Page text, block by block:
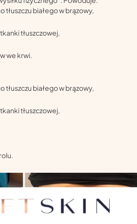
białego w brązowy,
tłuszczowej,
we krwi.
białego w brązowy,
tłuszczowej,